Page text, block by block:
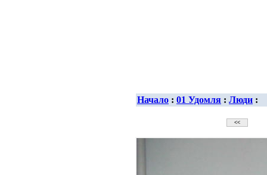
Начало : 01 Удомля : Люди :